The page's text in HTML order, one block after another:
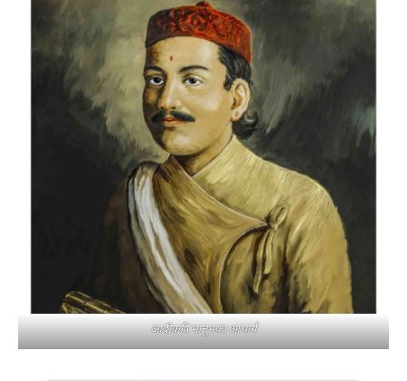
आदीकवि भानुभक्त आचार्य